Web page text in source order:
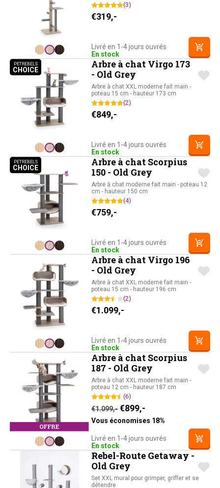
(3)
€319,-
Livré en 1-4 jours ouvrés
En stock
PETREBELS
CHOICEPETREBELS CHOICE
Arbre à chat Virgo 173
- Old Grey
Arbre à chat XXL moderne fait main -
poteau 15 cm - hauteur 173 cm
(2)
€849,-
Livré en 1-4 jours ouvrés
En stock
PETREBELS
CHOICEPETREBELS CHOICE
Arbre à chat Scorpius
150 - Old Grey
Arbre à chat moderne fait main - poteau 12
cm - hauteur 150 cm
(4)
€759,-
Livré en 1-4 jours ouvrés
En stock
Arbre à chat Virgo 196
- Old Grey
Arbre à chat XXL moderne fait main -
poteau 15 cm - hauteur 196 cm
(2)
€1.099,-
Livré en 1-4 jours ouvrés
En stock
Arbre à chat Scorpius
187 - Old Grey
Arbre à chat XXL moderne fait main -
poteau 12 cm - hauteur 187 cm
(6)
€1.099,- Le prix initial était :
€899,-
Vous économises 18%
Livré en 1-4 jours ouvrés
En stock
Rebel-Route Getaway -
Old Grey
Set XXL mural pour grimper, griffer et se
détendre